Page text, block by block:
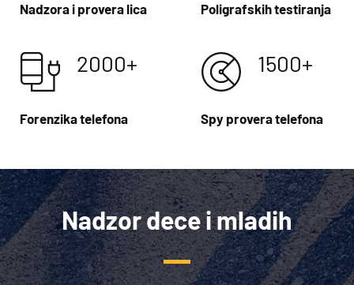
Nadzora i provera lica Poligrafskih testiranja
2000+
Forenzika telefona
1500+
Spy provera telefona
Nadzor dece i mladih